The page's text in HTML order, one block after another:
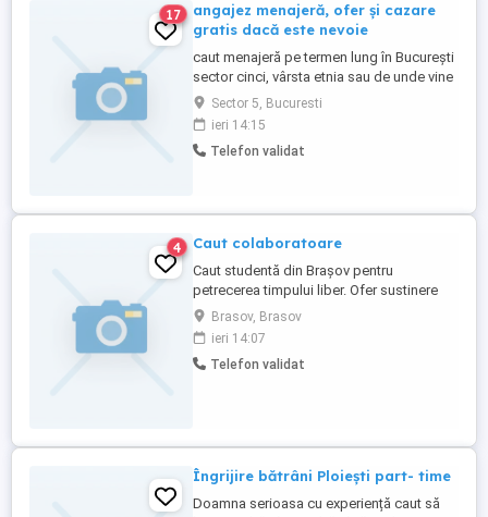
17
angajez menajeră, ofer și cazare
gratis dacă este nevoie
caut menajeră pe termen lung în București
sector cinci, vârsta etnia sau de unde vine
nu contează tot ce contează este să fie
serioasă, program trei maxim patru ore pe
zi zilnic, activitate curățenie cumpărături și
uneori gătit, ofer 1000 RON pe lună, ofer și
Sector 5, Bucuresti
ieri 14:15
Telefon validat
4 Caut colaboratoare
Caut studentă din Brașov pentru
petrecerea timpului liber. Ofer sustinere
financiară pe termen lung.
Brasov, Brasov
ieri 14:07
Telefon validat
Îngrijire bătrâni Ploiești part- time
Doamna serioasa cu experiență caut să